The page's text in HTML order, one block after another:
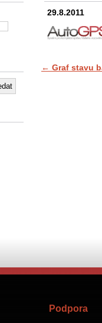
29.8.2011
← Graf stavu
Podpora